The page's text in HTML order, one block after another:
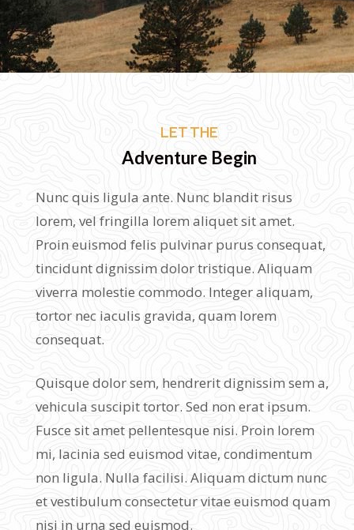
LET THE
Adventure Begin
Nunc quis ligula ante. Nunc blandit risus
lorem, vel fringilla lorem aliquet sit amet.
Proin euismod felis pulvinar purus consequat,
tincidunt dignissim dolor tristique. Aliquam
viverra molestie commodo. Integer aliquam,
tortor nec iaculis gravida, quam lorem
consequat.
Quisque dolor sem, hendrerit dignissim sem a,
vehicula suscipit tortor. Sed non erat ipsum.
Fusce sit amet pellentesque nisi. Proin lorem
mi, lacinia sed euismod vitae, condimentum
non ligula. Nulla facilisi. Aliquam dictum nunc
et vestibulum consectetur vitae euismod quam
nisi in urna sed euismod.